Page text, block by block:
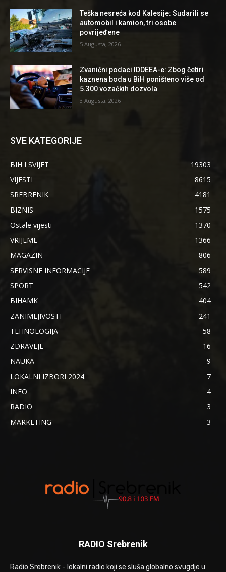
Teška nesreća kod Kalesije: Sudarili se
automobil i kamion, tri osobe
povrijeđene
5 Augusta, 2026
Zvanični podaci IDDEEA-e: Zbog četiri
kaznena boda u BiH poništeno više od
5.300 vozačkih dozvola
3 Augusta, 2026
SVE KATEGORIJE
BIH I SVIJET
19303
VIJESTI
8615
SREBRENIK
4181
BIZNIS
1575
Ostale vijesti
1370
VRIJEME
1366
MAGAZIN
806
SERVISNE INFORMACIJE
589
SPORT
542
BIHAMK
404
ZANIMLJIVOSTI
241
TEHNOLOGIJA
58
ZDRAVLJE
16
NAUKA
9
LOKALNI IZBORI 2024.
7
INFO
4
RADIO
3
MARKETING
3
RADIO Srebrenik
Radio Srebrenik - lokalni radio koji se sluša globalno svugdje u